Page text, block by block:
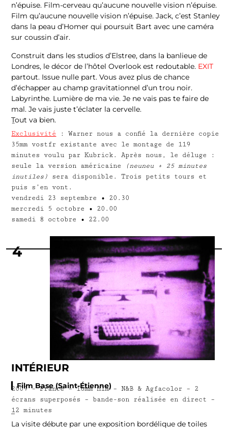
n’épuise. Film-cerveau qu’aucune nouvelle vision n’épuise.
Film qu’aucune nouvelle vision n’épuise. Jack, c’est Stanley
dans la peau d’Homer qui poursuit Bart avec une caméra
sur coussin d’air.
Construit dans les studios d’Elstree, dans la banlieue de
Londres, le décor de l’hôtel Overlook est redoutable. EXIT
partout. Issue nulle part. Vous avez plus de chance
d’échapper au champ gravitationnel d’un trou noir.
Labyrinthe. Lumière de ma vie. Je ne vais pas te faire de
mal. Je vais juste t’éclater la cervelle.
Tout va bien.
–
Exclusivité : Warner nous a confié la dernière copie
35mm vostfr existante avec le montage de 119
minutes voulu par Kubrick. Après nous, le déluge :
seule la version américaine
(neuneu + 25 minutes
inutiles) sera disponible. Trois petits tours et
puis s’en vont.
vendredi 23 septembre • 20.30
mercredi 5 octobre • 20.00
samedi 8 octobre • 22.00
4
INTÉRIEUR
▎Film Base (Saint-Étienne)
2009 – France – 16mm film – N&B & Agfacolor – 2
écrans superposés – bande-son réalisée en direct –
12 minutes
–
La visite débute par une exposition bordélique de toiles